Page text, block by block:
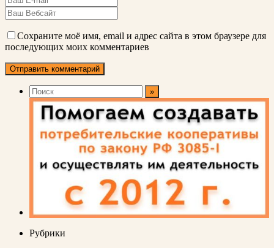
Сохраните моё имя, email и адрес сайта в этом браузере для
последующих моих комментариев
Рубрики